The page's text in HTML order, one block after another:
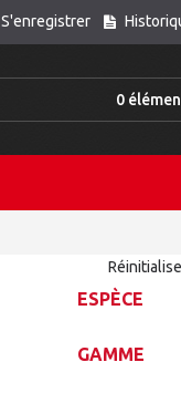
S'enregistrer
0
ESPÈCE
GAMME